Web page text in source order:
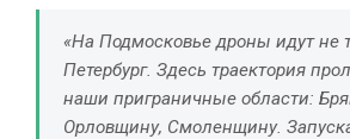
«На Подмосковье дроны идут не
Петербург. Здесь траектория
наши приграничные области:
Орловщину, Смоленщину.